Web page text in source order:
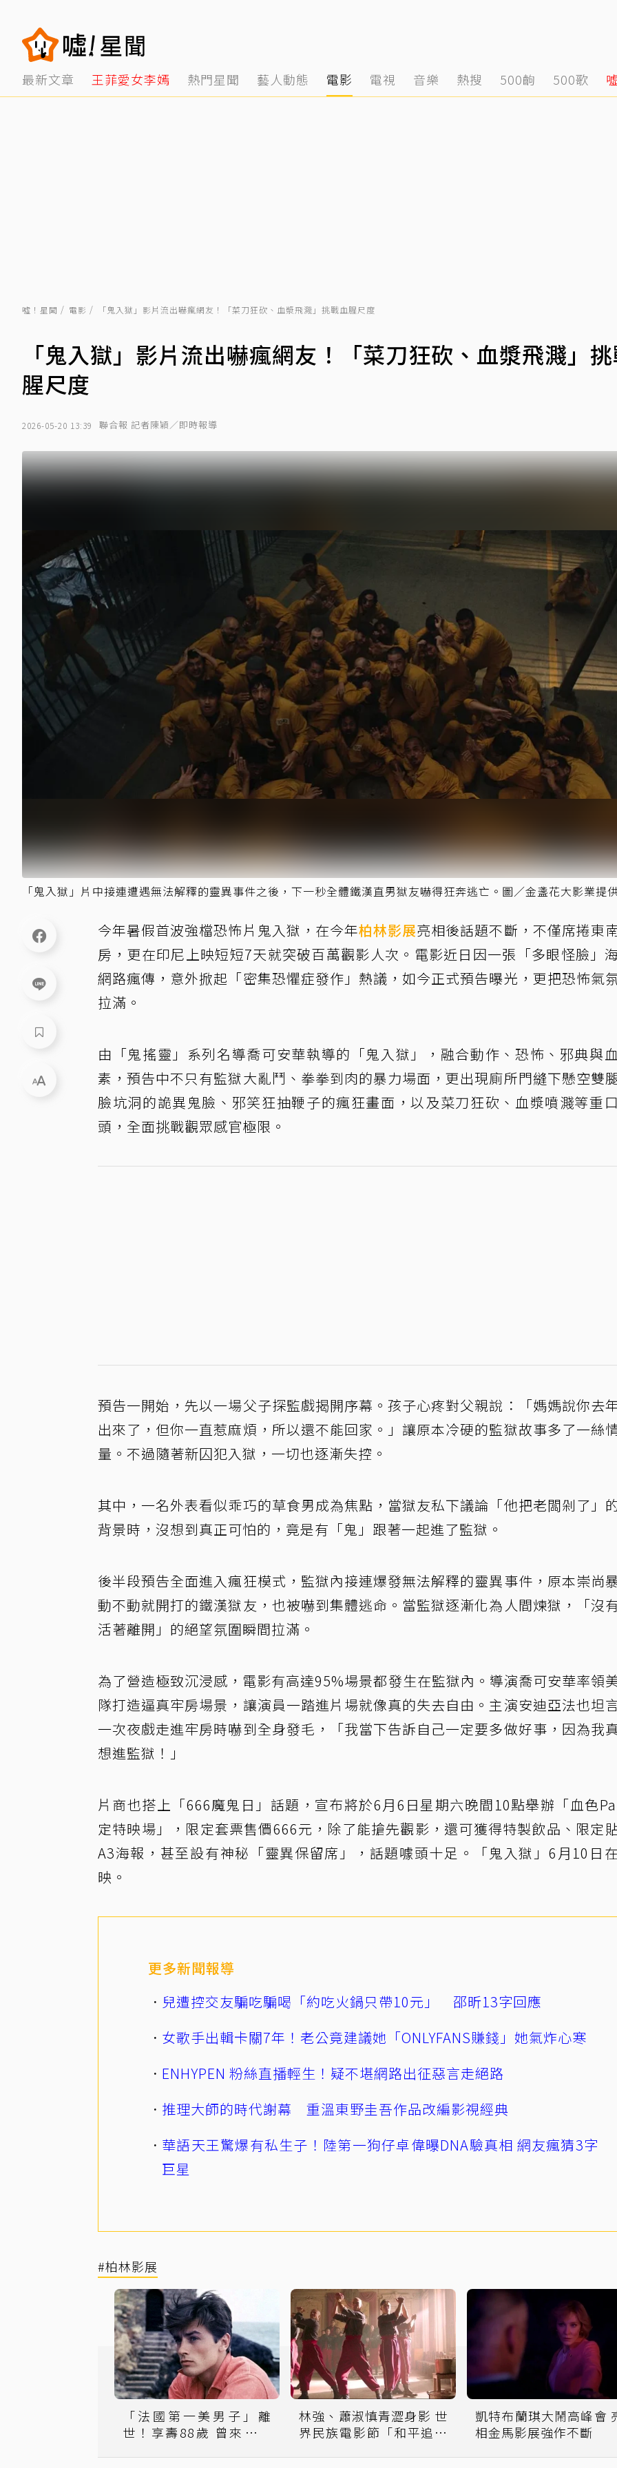
最新文章 王菲愛女李嫣 熱門星聞 藝人動態 電影 電視 音樂 熱搜 500齣 500歌
噓！星聞 電影 「鬼入獄」影片流出嚇瘋網友！「菜刀狂砍、血漿飛濺」挑戰血腥尺度
「鬼入獄」影片流出嚇瘋網友！「菜刀狂砍、血漿飛濺」
腥尺度
2026-05-20 13:39 聯合報 記者陳穎／即時報導
「鬼入獄」片中接連遭遇無法解釋的靈異事件之後，下一秒全體鐵漢直男獄友嚇得狂奔逃亡。圖／金盞花大影業提
今年暑假首波強檔恐怖片鬼入獄，在今年柏林影展亮相後話題不斷，不僅席捲東
房，更在印尼上映短短7天就突破百萬觀影人次。電影近日因一張「多眼怪臉」
網路瘋傳，意外掀起「密集恐懼症發作」熱議，如今正式預告曝光，更把恐怖氣
拉滿。
由「鬼搖靈」系列名導喬可安華執導的「鬼入獄」，融合動作、恐怖、邪典與
素，預告中不只有監獄大亂鬥、拳拳到肉的暴力場面，更出現廁所門縫下懸空雙
臉坑洞的詭異鬼臉、邪笑狂抽鞭子的瘋狂畫面，以及菜刀狂砍、血漿噴濺等重
頭，全面挑戰觀眾感官極限。
預告一開始，先以一場父子探監戲揭開序幕。孩子心疼對父親說：「媽媽說你去
出來了，但你一直惹麻煩，所以還不能回家。」讓原本冷硬的監獄故事多了一絲
量。不過隨著新囚犯入獄，一切也逐漸失控。
其中，一名外表看似乖巧的草食男成為焦點，當獄友私下議論「他把老闆剁了」
背景時，沒想到真正可怕的，竟是有「鬼」跟著一起進了監獄。
後半段預告全面進入瘋狂模式，監獄內接連爆發無法解釋的靈異事件，原本崇尚
動不動就開打的鐵漢獄友，也被嚇到集體逃命。當監獄逐漸化為人間煉獄，「沒
活著離開」的絕望氛圍瞬間拉滿。
為了營造極致沉浸感，電影有高達95%場景都發生在監獄內。導演喬可安華率領
隊打造逼真牢房場景，讓演員一踏進片場就像真的失去自由。主演安迪亞法也坦
一次夜戲走進牢房時嚇到全身發毛，「我當下告訴自己一定要多做好事，因為我
想進監獄！」
片商也搭上「666魔鬼日」話題，宣布將於6月6日星期六晚間10點舉辦「血色
定特映場」，限定套票售價666元，除了能搶先觀影，還可獲得特製飲品、限定
A3海報，甚至設有神秘「靈異保留席」，話題噱頭十足。「鬼入獄」6月10日
映。
更多新聞報導
兒遭控交友騙吃騙喝「約吃火鍋只帶10元」 邵昕13字回應
女歌手出輯卡關7年！老公竟建議她「ONLYFANS賺錢」她氣炸心寒
ENHYPEN 粉絲直播輕生！疑不堪網路出征惡言走絕路
推理大師的時代謝幕 重溫東野圭吾作品改編影視經典
華語天王驚爆有私生子！陸第一狗仔卓偉曝DNA驗真相 網友瘋猜3字
巨星
#柏林影展
「法國第一美男子」離
世！享壽88歲 曾來台參
林強、蕭淑慎青澀身影 世
界民族電影節「和平追想
凱特布蘭琪大鬧高峰會
相金馬影展強作不斷